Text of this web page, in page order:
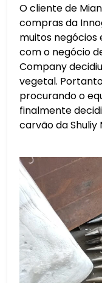
O cliente de
compras da
muitos negócios
com o negócio
Company
vegetal.
procurando o
finalmente
carvão da